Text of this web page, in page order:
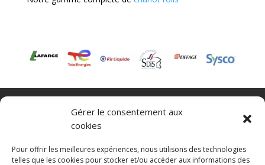
Gérer le consentement aux
cookies
Pour offrir les meilleures expériences, nous utilisons des technologies
telles que les cookies pour stocker et/ou accéder aux informations des
Transpalette electrique
CGV
Mentions légales
Politique de confidentialité et protection des
données